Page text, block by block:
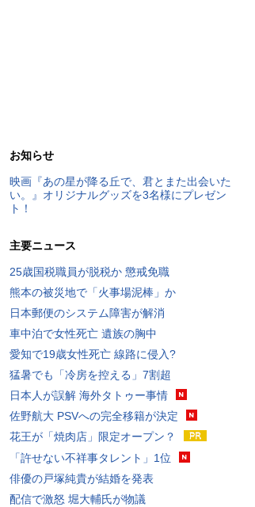
お知らせ
映画『あの星が降る丘で、君とまた出会いた
い。』オリジナルグッズを3名様にプレゼン
ト！
主要ニュース
25歳国税職員が脱税か 懲戒免職
熊本の被災地で「火事場泥棒」か
日本郵便のシステム障害が解消
車中泊で女性死亡 遺族の胸中
愛知で19歳女性死亡 線路に侵入?
猛暑でも「冷房を控える」7割超
日本人が誤解 海外タトゥー事情
佐野航大 PSVへの完全移籍が決定
花王が「焼肉店」限定オープン？
「許せない不祥事タレント」1位
俳優の戸塚純貴が結婚を発表
配信で激怒 堀大輔氏が物議